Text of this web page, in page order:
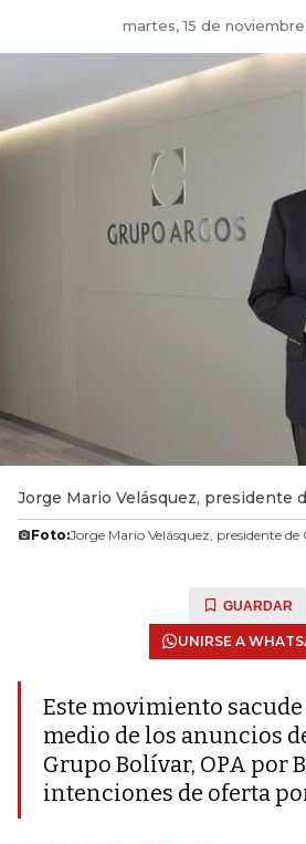
martes, 15 de
Jorge Mario Velásquez, presidente
Foto:Jorge Mario Velásquez, presidente
GUARDAR
UNIRSE A
Este movimiento
medio de los anuncios
Grupo Bolívar, OPA por
intenciones de oferta